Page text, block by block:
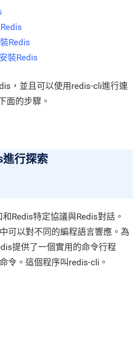
Redis
裝Redis
，並且可以使用redis-cli進行連
面的步驟。
進行探索
Redis特定協議與Redis對話。
可以對不同的編程語言響應。為
提供了一個實用的命令行程
令。這個程序叫redis-cli。